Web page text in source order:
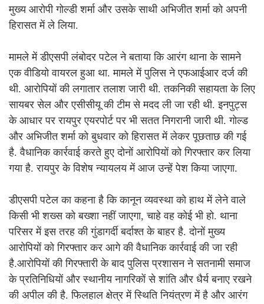
मुख्य आरोपी गोल्डी शर्मा और उसके साथी अभिजीत शर्मा को अपनी
हिरासत में ले लिया.
मामले में डीएसपी लंबोदर पटेल ने बताया कि आरंग थाना के सामने
एक वीडियो वायरल हुआ था. मामले में पुलिस ने एफआईआर दर्ज की
थी. आरोपियों की लगातार तलाश जारी थी. तकनिकी सहायता के लिए
सायबर सेल और एसीसीयू की टीम से मदद ली जा रही थी. इनपुट्स
के आधार पर रायपुर एयरपोर्ट पर भी सतत निगरानी जारी थी. गोल्ड
और अभिजीत शर्मा को बुधवार को हिरासत में लेकर पूछताछ की गई
है. वैधानिक कार्रवाई करते हुए दोनों आरोपियों को गिरफ्तार कर लिया
गया है. रायपुर के विशेष न्यायलय में आज उन्हें पेश किया जाएगा.
डीएसपी पटेल का कहना है कि कानून व्यवस्था को हाथ में लेने वाले
किसी भी शख्स को बख्शा नहीं जाएगा, चाहे वह कोई भी हो. थाना
परिसर में इस तरह की गुंडागर्दी बर्दाश्त के बाहर है. दोनों मुख्य
आरोपियों को गिरफ्तार कर आगे की वैधानिक कार्रवाई की जा रही
है.आरोपियों की गिरफ्तारी के बाद पुलिस प्रशासन ने सतनामी समाज
के प्रतिनिधियों और स्थानीय नागरिकों से शांति और धैर्य बनाए रखने
की अपील की है. फिलहाल क्षेत्र में स्थिति नियंत्रण में है और आरंग